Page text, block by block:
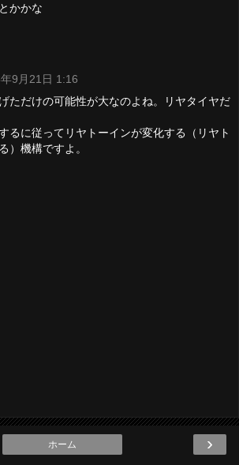
かかな
9月21日 1:16
ただけの可能性が大なのよね。リヤタイヤだ
るに従ってリヤトーインが変化する（リヤト
）機構ですよ。
›
ホーム